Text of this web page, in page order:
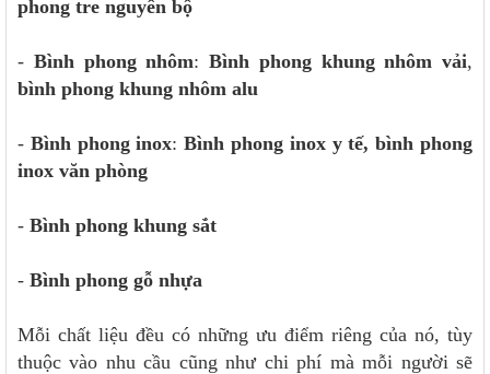
phong tre nguyên bộ
- Bình phong nhôm: Bình phong khung nhôm vải,
bình phong khung nhôm alu
- Bình phong inox:Bình phong inox y tế, bình phong
inox văn phòng
- Bình phong khung sắt
- Bình phong gỗ nhựa
Mỗi chất liệu đều có những ưu điểm riêng của nó, tùy
thuộc vào nhu cầu cũng như chi phí mà mỗi người sẽ